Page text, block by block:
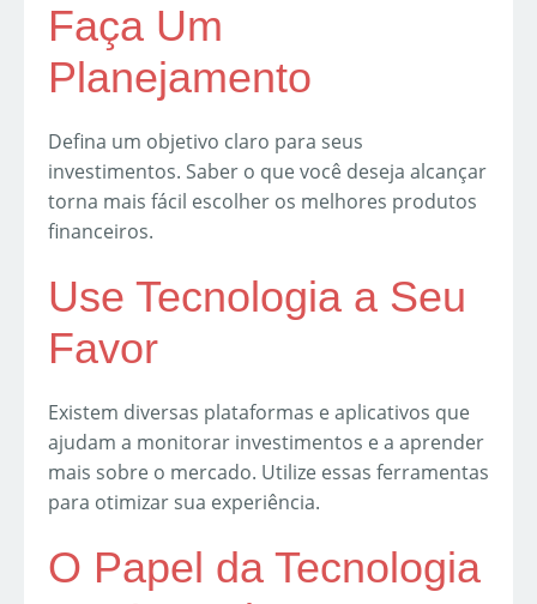
Faça Um
Planejamento
Defina um objetivo claro para seus
investimentos. Saber o que você deseja alcançar
torna mais fácil escolher os melhores produtos
financeiros.
Use Tecnologia a Seu
Favor
Existem diversas plataformas e aplicativos que
ajudam a monitorar investimentos e a aprender
mais sobre o mercado. Utilize essas ferramentas
para otimizar sua experiência.
O Papel da Tecnologia